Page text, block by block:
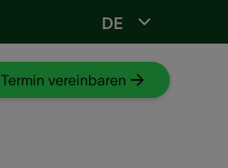
DE
Termin vereinbaren